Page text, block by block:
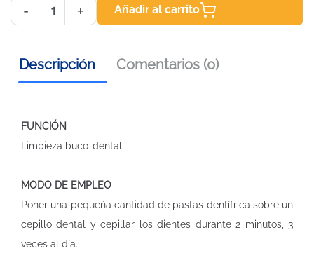
- + Añadir al carrito
Descripción Comentarios (0)
FUNCIÓN
Limpieza buco-dental.
MODO DE EMPLEO
Poner una pequeña cantidad de pastas dentífrica sobre un
cepillo dental y cepillar los dientes durante 2 minutos, 3
veces al día.